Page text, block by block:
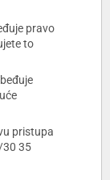
pravo
to
pristupa
30 35